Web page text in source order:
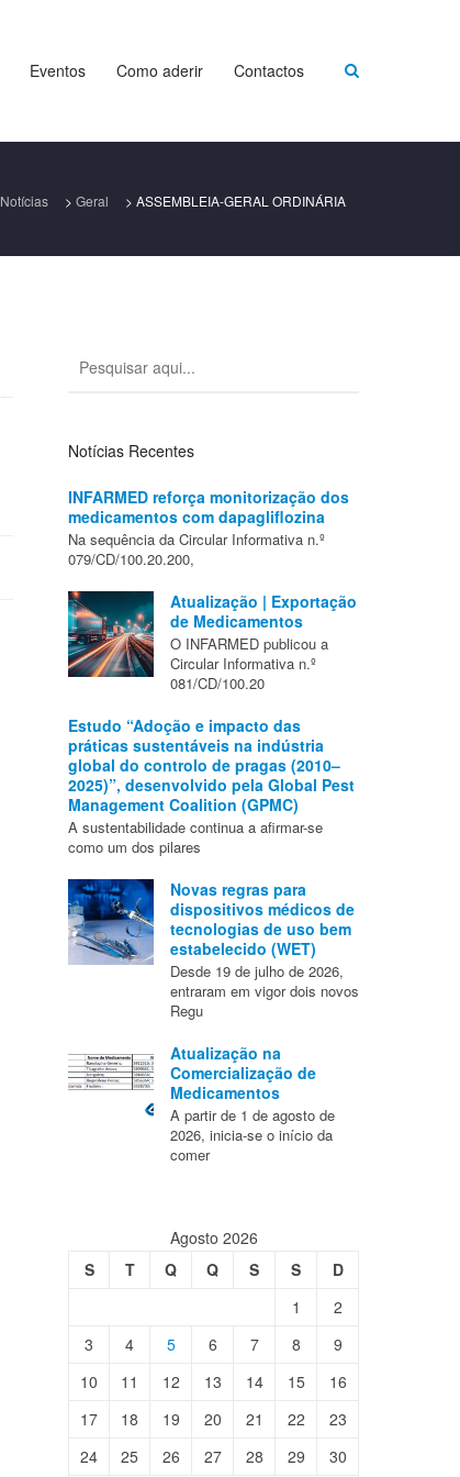
Eventos Como aderir Contactos
Notícias > Geral > ASSEMBLEIA-GERAL ORDINÁRIA
Notícias Recentes
INFARMED reforça monitorização dos
medicamentos com dapagliflozina
Na sequência da Circular Informativa n.º
079/CD/100.20.200,
Atualização | Exportação
de Medicamentos
O INFARMED publicou a
Circular Informativa n.º
081/CD/100.20
Estudo “Adoção e impacto das
práticas sustentáveis na indústria
global do controlo de pragas (2010–
2025)”, desenvolvido pela Global Pest
Management Coalition (GPMC)
A sustentabilidade continua a afirmar-se
como um dos pilares
Novas regras para
dispositivos médicos de
tecnologias de uso bem
estabelecido (WET)
Desde 19 de julho de 2026,
entraram em vigor dois novos
Regu
Atualização na
Comercialização de
Medicamentos
A partir de 1 de agosto de
2026, inicia-se o início da
comer
Agosto 2026
S
T Q Q S S
D
1
2
3
4 5 6 7 8
9
10
11 12 13 14 15
16
17
18 19 20 21 22
23
24
25 26 27 28 29
30